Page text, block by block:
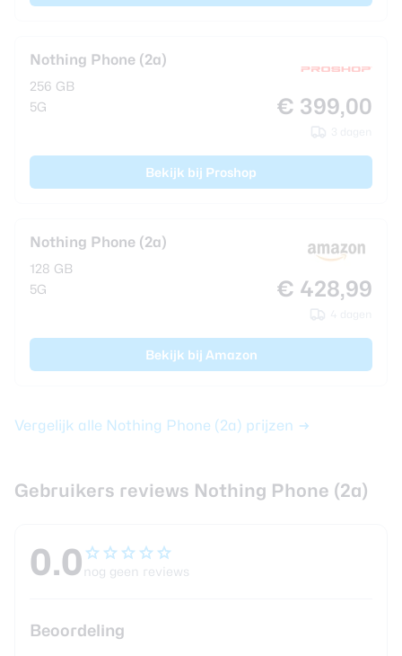
Nothing Phone (2a)
256 GB
5G
€ 399,00
Bekijk bij Proshop
Nothing Phone (2a)
128 GB
5G
€ 428,99
Bekijk bij Amazon
Vergelijk alle Nothing Phone (2a) prijzen
Gebruikers reviews Nothing Phone (2a)
0.0 nog geen reviews
Beoordeling